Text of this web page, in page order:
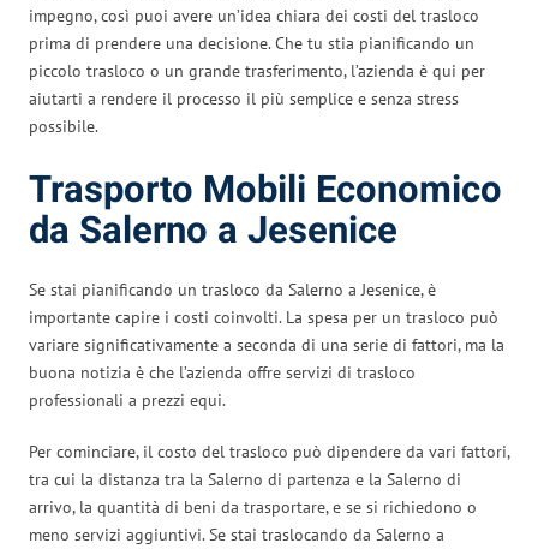
impegno, così puoi avere un’idea chiara dei costi del trasloco
prima di prendere una decisione. Che tu stia pianificando un
piccolo trasloco o un grande trasferimento, l’azienda è qui per
aiutarti a rendere il processo il più semplice e senza stress
possibile.
Trasporto Mobili Economico
da Salerno a Jesenice
Se stai pianificando un trasloco da Salerno a Jesenice, è
importante capire i costi coinvolti. La spesa per un trasloco può
variare significativamente a seconda di una serie di fattori, ma la
buona notizia è che l’azienda offre servizi di trasloco
professionali a prezzi equi.
Per cominciare, il costo del trasloco può dipendere da vari fattori,
tra cui la distanza tra la Salerno di partenza e la Salerno di
arrivo, la quantità di beni da trasportare, e se si richiedono o
meno servizi aggiuntivi. Se stai traslocando da Salerno a